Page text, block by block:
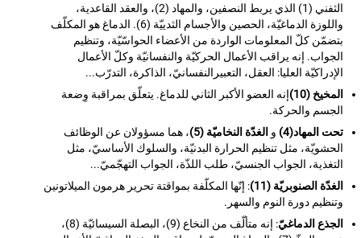
الثفني (1) الذي يربط النصفين، والمهاد (2)، والعقد القاعدية،
واللوزة الدماغيّة، الحصين والأجسام الثدييّة (6). الدماغ هو المكلّف
بتضمّن كلّ المعلومات الواردة من الأعضاء الحواسّيّة، وتنظيم
الجواب. إنه يراقب الأعمال الحركيّة والنفسانيّة وكلّ الأعمال
الإدراكيّة العليا: العقل، التعبيرالنفسانيّ، الذاكرة، التدرّب...
المخيخ (10)
إنه العضو الأكبر الثاني للدماغ. يتعلّق بمراقبة وِضعة
الجسم والحركة.
تحت المهاد(4)
و الغدّة النخاميّة (5)
، هما مسؤولان عن الوظائف
الحشويّة، مثل تنظيم الحرارة البدنيّة، والسلوك الأساسيّ، مثل
التغذية، الجواب الجنسيّ، طلب اللذّة، الجواب التهجّميّ...
الغدّة الصنوبريّة (11)
: إنّها المكلّفة بمواقتة تحرير هرمون الميلاتونين
وتنظيم دورة النوم والسهر.
الجذع الدماغيّ
: إنه متألّف من النخاع (9)، البصلة السيسائيّة (8)،